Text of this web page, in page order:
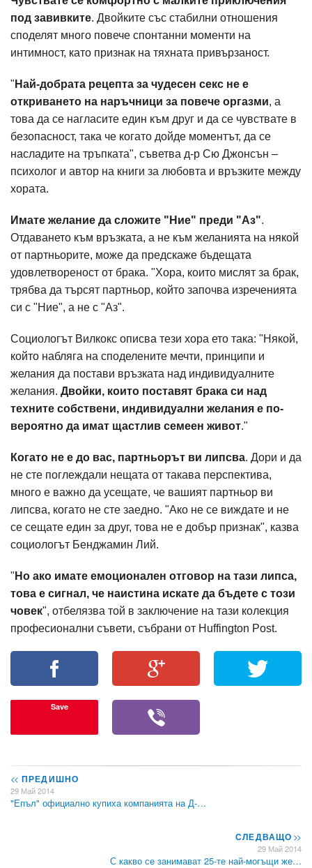
под завивките. Двойките със стабилни отношения
споделят много повече спонтанни моменти на
интимност, като признак на тяхната привързаност.
" Най-добрата рецепта за чудесен секс не е
откриването на наръчници за повече оргазми, а
това да се нагласите един към друг и да се чувствате в
безопасност, така че когато дойде моментът, да се
насладите на тръпката", съветва д-р Сю Джонсън –
психолог и автор на книги за любовта и връзките между
хората.
Имате желание да сложите "Ние" преди "Аз".
Отдаването към връзката, а не към желанията на някой
от партньорите, може да предскаже бъдещата
удовлетвореност от брака. "Хора, които мислят за брак,
трябва да търсят партньор, който започва изреченията
си с "Ние", а не с "Аз".
Социологът Вилкокс описва тези хора ето така: "Някой,
който набляга на споделените мечти, принципи и
желания да постави връзката над индивидуалните
желания. Двойки, които поставят брака си над
техните собствени, индивидуални желания е по-
вероятно да имат щастлив семеен живот."
Когато не е до вас, партньорът ви липсва. Дори и да
не сте поглеждали нещата от такава перспектива,
много е важно да усещате, че вашият партньор ви
липсва, когато не сте заедно. "Ако не се виждате и не
се сещате един за друг, това не е добър признак", казва
социологът Бенджамин Лий.
" Но ако имате емоционален отговор на тази липса,
това е сигнал, че наистина искате да бъдете с този
човек", отбелязва той в заключение на тази колекция
професионални съвети, събрани от Huffington Post.
Save
<< ПРЕДИШНО
29 Май 2014
"Епъл" официално купиха компанията на Д-…
СЛЕДВАЩО>>
29 Май 2014
С какво се занимават 25-те най-могъщи же…